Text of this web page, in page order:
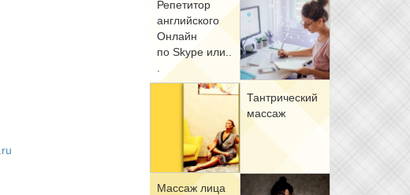
Ре­пе­ти­тор
ан­глий­ско­го
Он­лайн
по Skype или..
Тан­три­че­ский
мас­саж
Мас­саж ли­ца